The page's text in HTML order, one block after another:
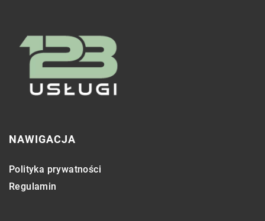
NAWIGACJA
Polityka prywatności
Regulamin